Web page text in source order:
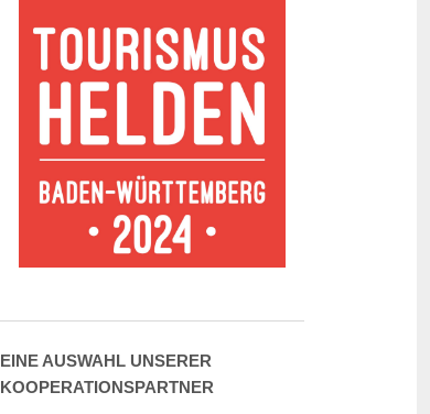
EINE AUSWAHL UNSERER
KOOPERATIONSPARTNER